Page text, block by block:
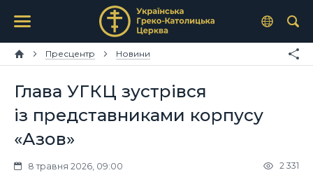
Пресцентр Новини
Глава УГКЦ зустрівся
із представниками корпусу
«Азов»
8 травня 2026, 09:00 2 331